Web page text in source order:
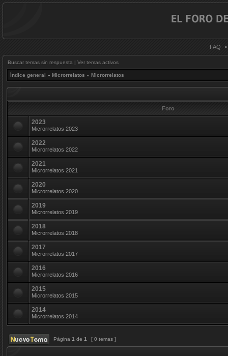
FAQ •
Buscar temas sin respuesta | Ver temas activos
Índice general » Microrrelatos » Microrrelatos
Foro
2023
Microrrelatos 2023
2022
Microrrelatos 2022
2021
Microrrelatos 2021
2020
Microrrelatos 2020
2019
Microrrelatos 2019
2018
Microrrelatos 2018
2017
Microrrelatos 2017
2016
Microrrelatos 2016
2015
Microrrelatos 2015
2014
Microrrelatos 2014
Página 1 de 1 [ 0 temas ]